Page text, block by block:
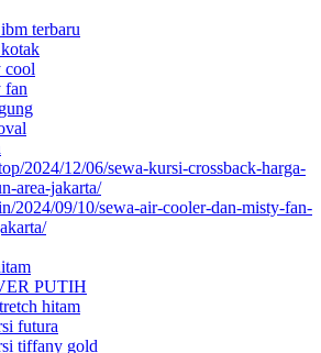
terbaru
cool
fan
2024/12/06/sewa-kursi-crossback-harga-
area-jakarta/
2024/09/10/sewa-air-cooler-dan-misty-fan-
PUTIH
hitam
futura
tiffany gold